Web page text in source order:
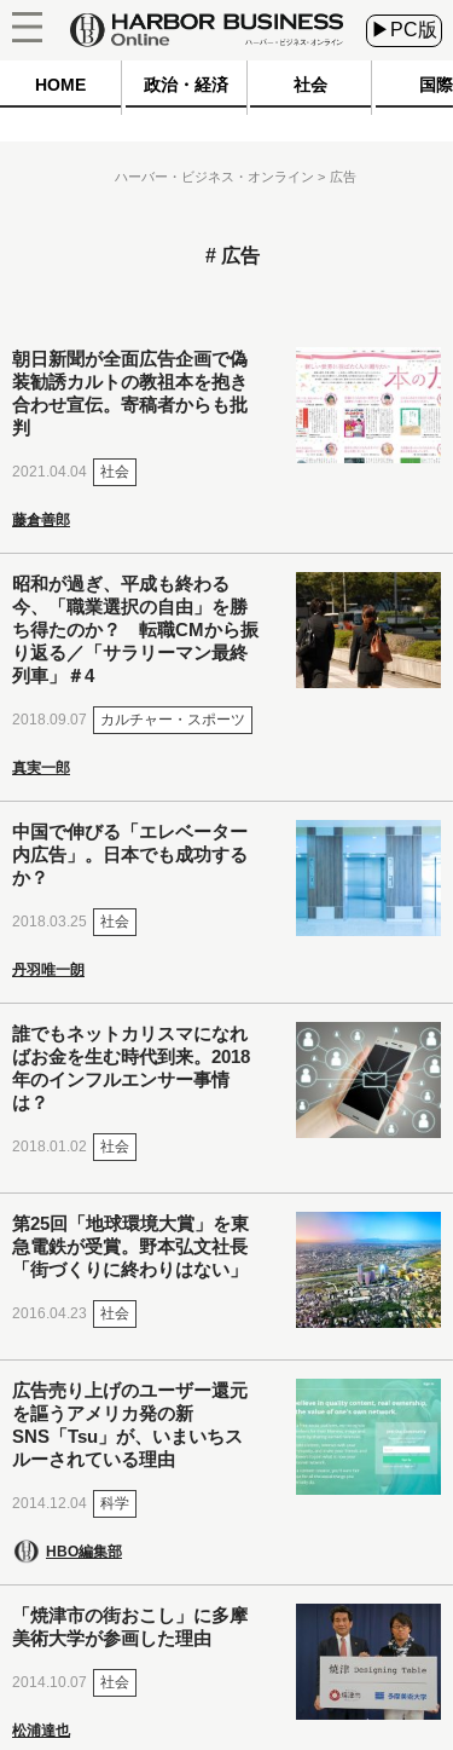
▶PC版
HOME 政治・経済 社会 国際
ハーバー・ビジネス・オンライン 広告
広告
朝日新聞が全面広告企画で偽
装勧誘カルトの教祖本を抱き
合わせ宣伝。寄稿者からも批
判
2021.04.04 社会
藤倉善郎
昭和が過ぎ、平成も終わる
今、「職業選択の自由」を勝
ち得たのか？ 転職CMから振
り返る／「サラリーマン最終
列車」＃4
2018.09.07 カルチャー・スポーツ
真実一郎
中国で伸びる「エレベーター
内広告」。日本でも成功する
か？
2018.03.25 社会
丹羽唯一朗
誰でもネットカリスマになれ
ばお金を生む時代到来。2018
年のインフルエンサー事情
は？
2018.01.02 社会
第25回「地球環境大賞」を東
急電鉄が受賞。野本弘文社長
「街づくりに終わりはない」
2016.04.23 社会
広告売り上げのユーザー還元
を謳うアメリカ発の新
SNS「Tsu」が、いまいちス
ルーされている理由
2014.12.04 科学
HBO編集部
「焼津市の街おこし」に多摩
美術大学が参画した理由
2014.10.07 社会
松浦達也